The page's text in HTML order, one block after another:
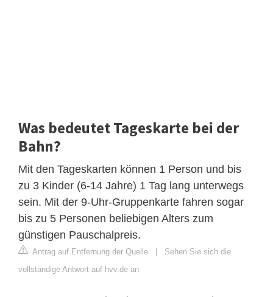
Was bedeutet Tageskarte bei der
Bahn?
Mit den Tageskarten können 1 Person und bis
zu 3 Kinder (6-14 Jahre) 1 Tag lang unterwegs
sein. Mit der 9-Uhr-Gruppenkarte fahren sogar
bis zu 5 Personen beliebigen Alters zum
günstigen Pauschalpreis.
Antrag auf Entfernung der Quelle
Sehen Sie sich die
vollständige Antwort auf hvv.de an